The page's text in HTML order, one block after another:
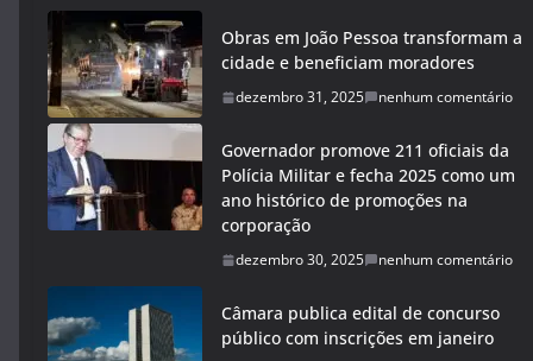
Obras em João Pessoa transformam a
cidade e beneficiam moradores
dezembro 31, 2025 nenhum comentário
Governador promove 211 oficiais da
Polícia Militar e fecha 2025 como um
ano histórico de promoções na
corporação
dezembro 30, 2025 nenhum comentário
Câmara publica edital de concurso
público com inscrições em janeiro